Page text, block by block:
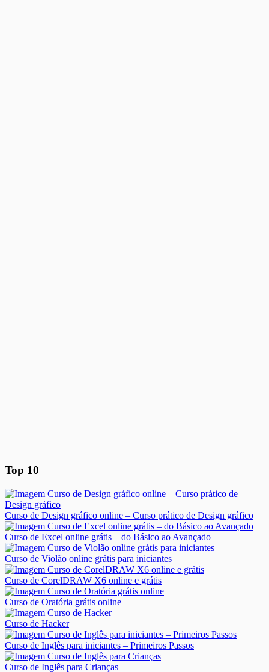
Top 10
Curso de Design gráfico online – Curso prático de Design gráfico
Curso de Excel online grátis – do Básico ao Avançado
Curso de Violão online grátis para iniciantes
Curso de CorelDRAW X6 online e grátis
Curso de Oratória grátis online
Curso de Hacker
Curso de Inglês para iniciantes – Primeiros Passos
Curso de Inglês para Crianças